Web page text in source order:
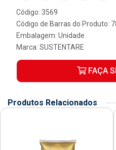
Código: 3569
Código de Barras do Produto:
Embalagem: Unidade
Marca: SUSTENTARE
FAÇA
Produtos Relacionados